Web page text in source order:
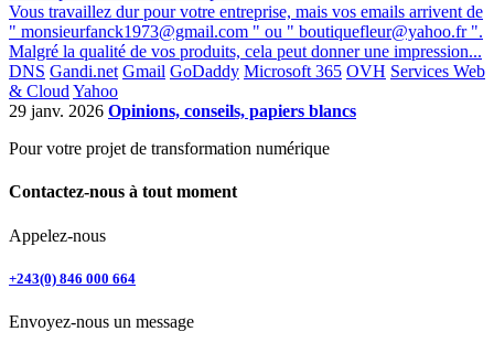
Vous travaillez dur pour votre entreprise, mais vos emails arrivent de
" monsieurfanck1973@gmail.com " ou " boutiquefleur@yahoo.fr ".
Malgré la qualité de vos produits, cela peut donner une impression...
DNS Gandi.net Gmail GoDaddy Microsoft 365 OVH Services Web
& Cloud Yahoo
29 janv. 2026 Opinions, conseils, papiers blancs
Pour votre projet de transformation numérique
Contactez-nous à tout moment
Appelez-nous
+243(0) 846 000 664
Envoyez-nous un message